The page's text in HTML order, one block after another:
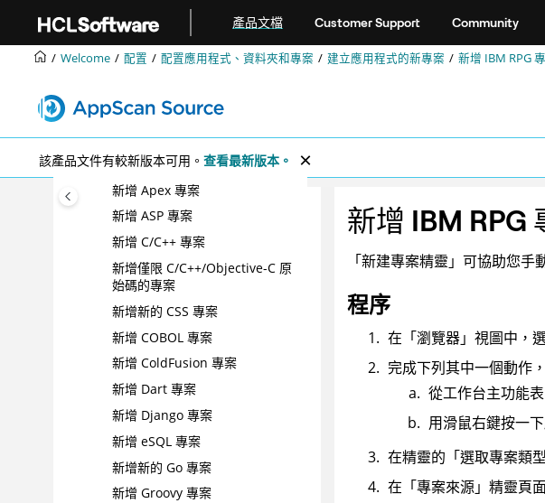
產品文檔 Customer Support Community
Welcome 配置 配置應用程式、資料夾和專案 建立應用程式的新專案 新增 IBM RPG
該產品文件有較新版本可用。 查看最新版本。
配置 Eclipse 專案的開發環境
建立應用程式的新專案
在原始碼與建置輸出掃描之間選
新增現有的專案
新增多個專案
新增 Android Java 專案
新增 Apex 專案
新增 ASP 專案
新增 C/C++ 專案
新增僅限 C/C++/Objective-C 原
始碼的專案
新增新的 CSS 專案
新增 COBOL 專案
新增 ColdFusion 專案
新增 Dart 專案
新增 Django 專案
新增 eSQL 專案
新增新的 Go 專案
新增 Groovy 專案
新增 IBM RPG
「新建專案精靈」可協助您
程序
在「瀏覽器」視圖中，
完成下列其中一個動作
從工作台主功能
用滑鼠右鍵按一
在精靈的「選取專案類
在「專案來源」精靈頁